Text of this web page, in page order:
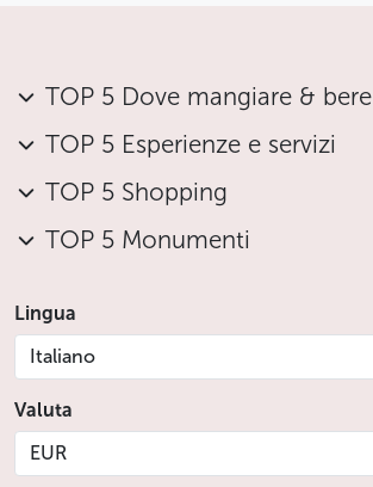
TOP 5 Dove mangiare & bere
TOP 5 Esperienze e servizi
TOP 5 Shopping
TOP 5 Monumenti
Lingua
Italiano
Valuta
EUR